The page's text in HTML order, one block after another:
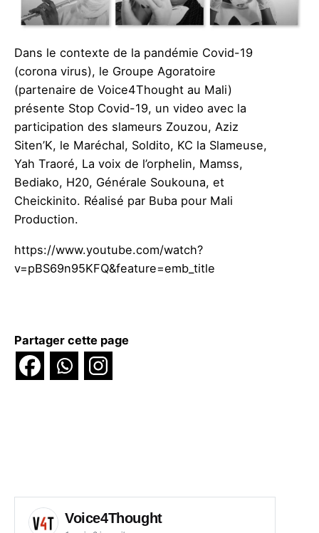
Dans le contexte de la pandémie Covid-19
(corona virus), le Groupe Agoratoire
(partenaire de Voice4Thought au Mali)
présente Stop Covid-19, un video avec la
participation des slameurs Zouzou, Aziz
Siten’K, le Maréchal, Soldito, KC la Slameuse,
Yah Traoré, La voix de l’orphelin, Mamss,
Bediako, H20, Générale Soukouna, et
Cheickinito. Réalisé par Buba pour Mali
Production.
https://www.youtube.com/watch?
v=pBS69n95KFQ&feature=emb_title
Partager cette page
Voice4Thought